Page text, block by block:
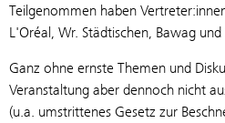
Teilgenommen haben
L'Oréal, Wr. Städtischen, Bawag und
Ganz ohne ernste Themen und
Veranstaltung aber dennoch nicht
(u.a. umstrittenes Gesetz zur